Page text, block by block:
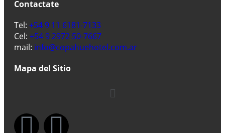
Contactate
Tel: +54 9 11 6181-7133
Cel: +54 9 2972 50-7667
mail: info@copahuehotel.com.ar
Mapa del Sitio